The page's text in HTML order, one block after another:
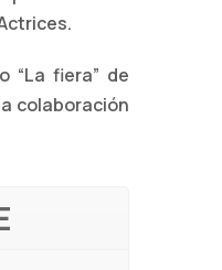
“La fiera” de
colaboración